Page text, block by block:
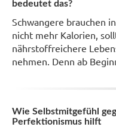
bedeutet das?
Schwangere brauchen
nicht mehr Kalorien,
nährstoffreichere
nehmen. Denn ab
Wie Selbstmitgefühl
Perfektionismus hilft